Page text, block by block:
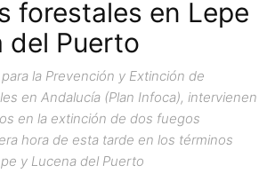
forestales en Lepe
del Puerto
la Prevención y Extinción de
en Andalucía (Plan Infoca), intervienen
en la extinción de dos fuegos
hora de esta tarde en los términos
y Lucena del Puerto